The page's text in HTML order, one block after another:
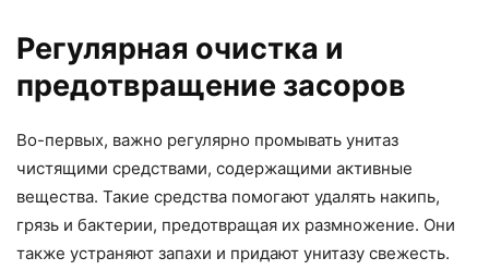
Регулярная очистка и
предотвращение засоров
Во-первых, важно регулярно промывать унитаз
чистящими средствами, содержащими активные
вещества. Такие средства помогают удалять накипь,
грязь и бактерии, предотвращая их размножение. Они
также устраняют запахи и придают унитазу свежесть.